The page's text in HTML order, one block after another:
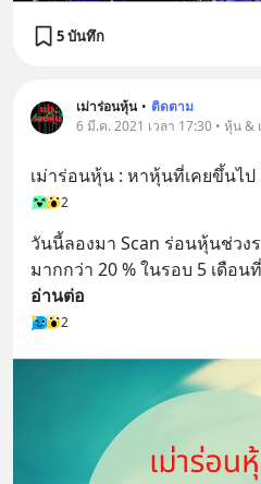
5 บันทึก
เม่าร่อนหุ้น • ติดตาม
6 มี.ค. 2021 เวลา 17:30 • หุ้น &
เม่าร่อนหุ้น : หาหุ้นที่เคยขึ้นไป
2
วันนี้ลองมา Scan ร่อนหุ้นช่วง
มากกว่า 20 % ในรอบ 5 เดือ
อ่านต่อ
2